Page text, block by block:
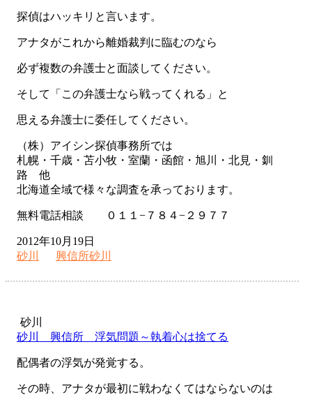
探偵はハッキリと言います。
アナタがこれから離婚裁判に臨むのなら
必ず複数の弁護士と面談してください。
そして「この弁護士なら戦ってくれる」と
思える弁護士に委任してください。
（株）アイシン探偵事務所では
札幌・千歳・苫小牧・室蘭・函館・旭川・北見・釧
路 他
北海道全域で様々な調査を承っております。
無料電話相談 ０１１−７８４−２９７７
2012年10月19日
砂川
興信所砂川
砂川
砂川 興信所 浮気問題～執着心は捨てる
配偶者の浮気が発覚する。
その時、アナタが最初に戦わなくてはならないのは